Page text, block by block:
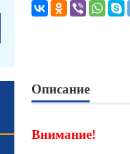
Описание
Внимание!